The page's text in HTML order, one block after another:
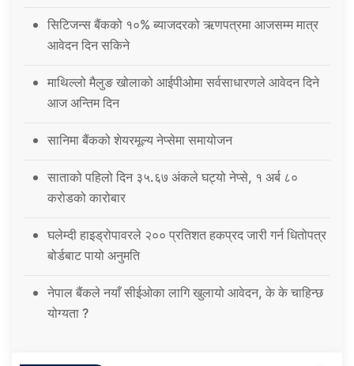
सिटिजन्स बैंकको १०% ब्याजदरको ऋणपत्रमा आजसम्म मात्र
आवेदन दिन सकिने
माथिल्लो मैलुङ खोलाको आईपीओमा सर्वसाधारणले आवेदन दिने
आज अन्तिम दिन
सानिमा बैंकको शेयरमूल्य नेप्सेमा समायोजन
साताको पहिलो दिन ३५.६७ अंकले घट्यो नेप्से, १ अर्ब ८०
करोडको कारोबार
घलेम्दी हाइड्रोपावरले २०० प्रतिशत हकप्रद जारी गर्न धितोपत्र
बोर्डबाट पायो अनुमति
नेपाल बैंकले नयाँ सीईओका लागि खुलायो आवेदन, के के चाहिन्छ
योग्यता ?